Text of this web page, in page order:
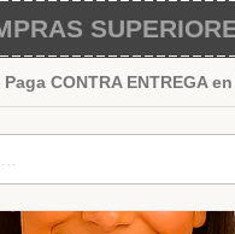
Paga CONTRA ENTREGA